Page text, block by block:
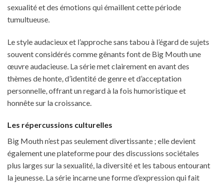
sexualité et des émotions qui émaillent cette période
tumultueuse.
Le style audacieux et l’approche sans tabou à l’égard de sujets
souvent considérés comme gênants font de Big Mouth une
œuvre audacieuse. La série met clairement en avant des
thèmes de honte, d’identité de genre et d’acceptation
personnelle, offrant un regard à la fois humoristique et
honnête sur la croissance.
Les répercussions culturelles
Big Mouth n’est pas seulement divertissante ; elle devient
également une plateforme pour des discussions sociétales
plus larges sur la sexualité, la diversité et les tabous entourant
la jeunesse. La série incarne une forme d’expression qui fait